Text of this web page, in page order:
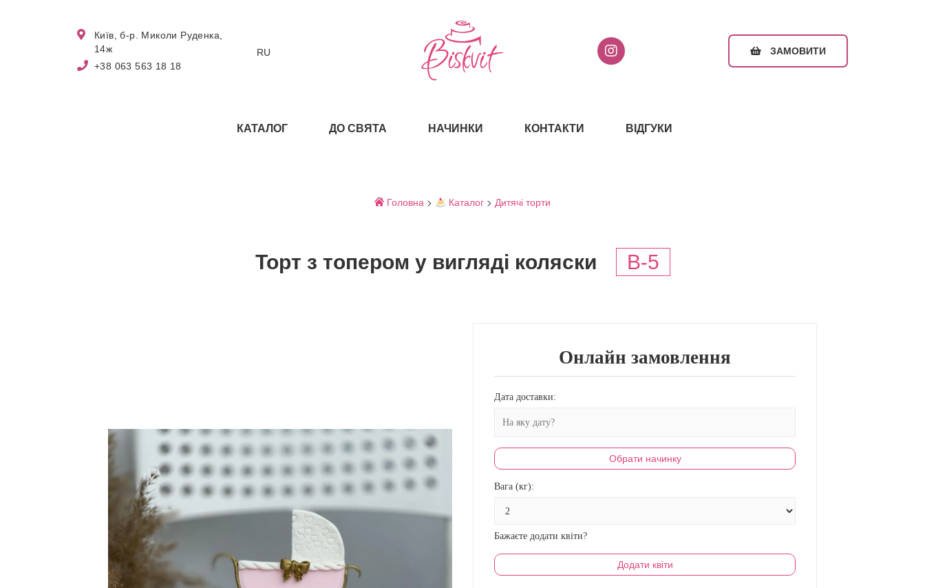
Київ, б-р. Миколи Руденка,
14ж
+38 063 563 18 18
RU ЗАМОВИТИ
КАТАЛОГ ДО СВЯТА НАЧИНКИ КОНТАКТИ ВІДГУКИ
Головна > Каталог> Дитячі торти
Торт з топером у вигляді коляски B-5
Онлайн замовлення
Дата доставки:
Обрати начинку
Вага (кг):
Бажаєте додати квіти?
Додати квіти